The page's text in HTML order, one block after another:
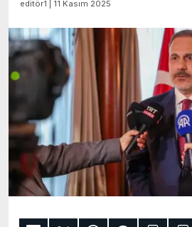
editör1 | 11 Kasım 2025